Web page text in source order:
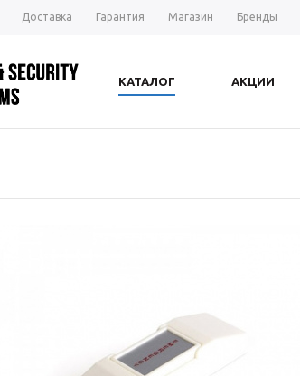
Доставка Гарантия Магазин Бренды
КАТАЛОГ АКЦИИ